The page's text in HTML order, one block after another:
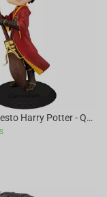
Bandai Banpresto Harry Potter - Q Posket Harry Potter Quidditch Style (Ver.A) Figure